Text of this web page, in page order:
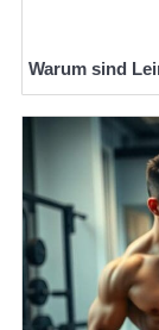
Warum sind